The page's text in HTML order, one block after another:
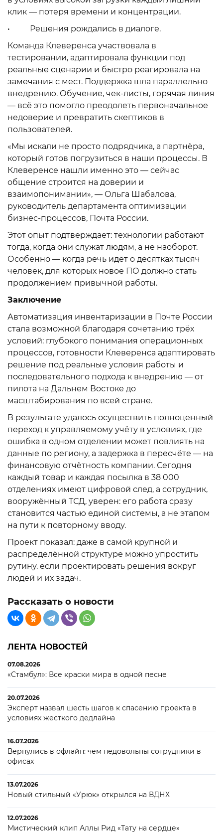
клик — потеря времени и концентрации.
• Решения рождались в диалоге.
Команда Клеверенса участвовала в
тестировании, адаптировала функции под
реальные сценарии и быстро реагировала на
замечания с мест. Поддержка шла параллельно
внедрению. Обучение, чек-листы, горячая линия
— всё это помогло преодолеть первоначальное
недоверие и превратить скептиков в
пользователей.
«Мы искали не просто подрядчика, а партнёра,
который готов погрузиться в наши процессы. В
Клеверенсе нашли именно это — сейчас
общение строится на доверии и
взаимопонимании», — Ольга Шабалова,
руководитель департамента оптимизации
бизнес-процессов, Почта России.
Этот опыт подтверждает: технологии работают
тогда, когда они служат людям, а не наоборот.
Особенно — когда речь идёт о десятках тысяч
человек, для которых новое ПО должно стать
продолжением привычной работы.
Заключение
Автоматизация инвентаризации в Почте России
стала возможной благодаря сочетанию трёх
условий: глубокого понимания операционных
процессов, готовности Клеверенса адаптировать
решение под реальные условия работы и
последовательного подхода к внедрению — от
пилота на Дальнем Востоке до
масштабирования по всей стране.
В результате удалось осуществить полноценный
переход к управляемому учёту в условиях, где
ошибка в одном отделении может повлиять на
данные по региону, а задержка в пересчёте — на
финансовую отчётность компании. Сегодня
каждый товар и каждая посылка в 38 000
отделениях имеют цифровой след, а сотрудник,
вооружённый ТСД, уверен: его работа сразу
становится частью единой системы, а не этапом
на пути к повторному вводу.
Проект показал: даже в самой крупной и
распределённой структуре можно упростить
рутину. если проектировать решения вокруг
людей и их задач.
Рассказать о новости
ЛЕНТА НОВОСТЕЙ
07.08.2026
«Стамбул»: Все краски мира в одной песне
20.07.2026
Эксперт назвал шесть шагов к спасению проекта в
условиях жесткого дедлайна
16.07.2026
Вернулись в офлайн: чем недовольны сотрудники в
офисах
13.07.2026
Новый стильный «Урюк» открылся на ВДНХ
12.07.2026
Мистический клип Аллы Рид «Тату на сердце»